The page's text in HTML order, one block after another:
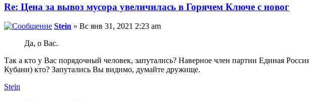
Re: Цена за вывоз мусора увеличилась в Горячем Ключе с новог
Stein » Вс янв 31, 2021 2:23 am
Да, о Вас.
Так а кто у Вас порядочный человек, запутались? Наверное член партии Единая
Кубани) кто? Запутались Вы видимо, думайте дружище.
Stein